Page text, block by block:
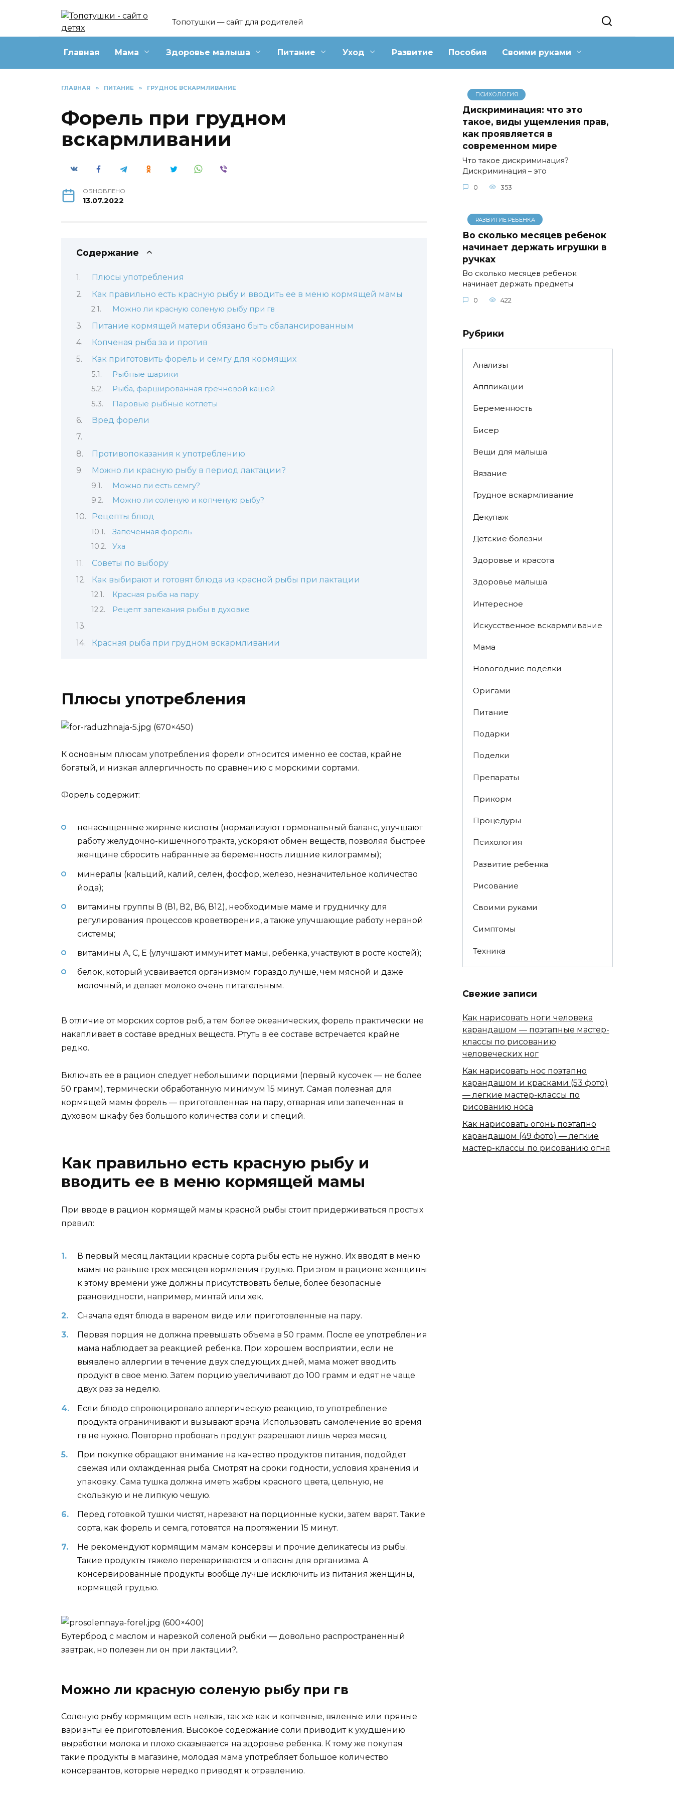
Топотушки — сайт для родителей
Главная Мама Здоровье малыша Питание Уход Развитие Пособия Своими руками
ГЛАВНАЯ » ПИТАНИЕ » ГРУДНОЕ ВСКАРМЛИВАНИЕ
Форель при грудном
вскармливании
ОБНОВЛЕНО
13.07.2022
Содержание
Плюсы употребления
Как правильно есть красную рыбу и вводить ее в меню кормящей мамы
Можно ли красную соленую рыбу при гв
Питание кормящей матери обязано быть сбалансированным
Копченая рыба за и против
Как приготовить форель и семгу для кормящих
Рыбные шарики
Рыба, фаршированная гречневой кашей
Паровые рыбные котлеты
Вред форели
Противопоказания к употреблению
Можно ли красную рыбу в период лактации?
Можно ли есть семгу?
Можно ли соленую и копченую рыбу?
Рецепты блюд
Запеченная форель
Уха
Советы по выбору
Как выбирают и готовят блюда из красной рыбы при лактации
Красная рыба на пару
Рецепт запекания рыбы в духовке
Красная рыба при грудном вскармливании
Плюсы употребления
К основным плюсам употребления форели относится именно ее состав, крайне
богатый, и низкая аллергичность по сравнению с морскими сортами.
Форель содержит:
ненасыщенные жирные кислоты (нормализуют гормональный баланс, улучшают
работу желудочно-кишечного тракта, ускоряют обмен веществ, позволяя быстрее
женщине сбросить набранные за беременность лишние килограммы);
минералы (кальций, калий, селен, фосфор, железо, незначительное количество
йода);
витамины группы В (В1, В2, В6, В12), необходимые маме и грудничку для
регулирования процессов кроветворения, а также улучшающие работу нервной
системы;
витамины А, С, Е (улучшают иммунитет мамы, ребенка, участвуют в росте костей);
белок, который усваивается организмом гораздо лучше, чем мясной и даже
молочный, и делает молоко очень питательным.
В отличие от морских сортов рыб, а тем более океанических, форель практически не
накапливает в составе вредных веществ. Ртуть в ее составе встречается крайне
редко.
Включать ее в рацион следует небольшими порциями (первый кусочек — не более
50 грамм), термически обработанную минимум 15 минут. Самая полезная для
кормящей мамы форель — приготовленная на пару, отварная или запеченная в
духовом шкафу без большого количества соли и специй.
Как правильно есть красную рыбу и
вводить ее в меню кормящей мамы
При вводе в рацион кормящей мамы красной рыбы стоит придерживаться простых
правил:
В первый месяц лактации красные сорта рыбы есть не нужно. Их вводят в меню
мамы не раньше трех месяцев кормления грудью. При этом в рационе женщины
к этому времени уже должны присутствовать белые, более безопасные
разновидности, например, минтай или хек.
Сначала едят блюда в вареном виде или приготовленные на пару.
Первая порция не должна превышать объема в 50 грамм. После ее употребления
мама наблюдает за реакцией ребенка. При хорошем восприятии, если не
выявлено аллергии в течение двух следующих дней, мама может вводить
продукт в свое меню. Затем порцию увеличивают до 100 грамм и едят не чаще
двух раз за неделю.
Если блюдо спровоцировало аллергическую реакцию, то употребление
продукта ограничивают и вызывают врача. Использовать самолечение во время
гв не нужно. Повторно пробовать продукт разрешают лишь через месяц.
При покупке обращают внимание на качество продуктов питания, подойдет
свежая или охлажденная рыба. Смотрят на сроки годности, условия хранения и
упаковку. Сама тушка должна иметь жабры красного цвета, цельную, не
скользкую и не липкую чешую.
Перед готовкой тушки чистят, нарезают на порционные куски, затем варят. Такие
сорта, как форель и семга, готовятся на протяжении 15 минут.
Не рекомендуют кормящим мамам консервы и прочие деликатесы из рыбы.
Такие продукты тяжело перевариваются и опасны для организма. А
консервированные продукты вообще лучше исключить из питания женщины,
кормящей грудью.
Бутерброд с маслом и нарезкой соленой рыбки — довольно распространенный
завтрак, но полезен ли он при лактации?..
Можно ли красную соленую рыбу при гв
Соленую рыбу кормящим есть нельзя, так же как и копченые, вяленые или пряные
варианты ее приготовления. Высокое содержание соли приводит к ухудшению
выработки молока и плохо сказывается на здоровье ребенка. К тому же покупая
такие продукты в магазине, молодая мама употребляет большое количество
консервантов, которые нередко приводят к отравлению.
ПСИХОЛОГИЯ
Дискриминация: что это
такое, виды ущемления прав,
как проявляется в
современном мире
Что такое дискриминация?
Дискриминация – это
0 353
РАЗВИТИЕ РЕБЕНКА
Во сколько месяцев ребенок
начинает держать игрушки в
ручках
Во сколько месяцев ребенок
начинает держать предметы
0 422
Рубрики
Анализы
Аппликации
Беременность
Бисер
Вещи для малыша
Вязание
Грудное вскармливание
Декупаж
Детские болезни
Здоровье и красота
Здоровье малыша
Интересное
Искусственное вскармливание
Мама
Новогодние поделки
Оригами
Питание
Подарки
Поделки
Препараты
Прикорм
Процедуры
Психология
Развитие ребенка
Рисование
Своими руками
Симптомы
Техника
Свежие записи
Как нарисовать ноги человека
карандашом — поэтапные мастер-
классы по рисованию
человеческих ног
Как нарисовать нос поэтапно
карандашом и красками (53 фото)
— легкие мастер-классы по
рисованию носа
Как нарисовать огонь поэтапно
карандашом (49 фото) — легкие
мастер-классы по рисованию огня